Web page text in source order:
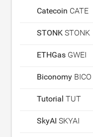
Catecoin CATE
STONK STONK
ETHGas GWEI
Biconomy BICO
Tutorial TUT
SkyAI SKYAI